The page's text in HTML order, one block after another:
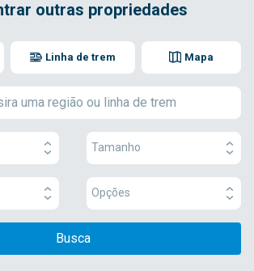
outras propriedades
Mapa
Linha de trem
Tamanho
Opções
Busca